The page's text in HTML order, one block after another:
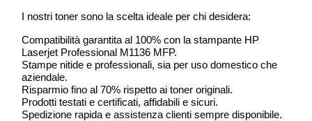
I nostri toner sono la scelta ideale per chi desidera:
Compatibilità garantita al 100% con la stampante HP
Laserjet Professional M1136 MFP.
Stampe nitide e professionali, sia per uso domestico che
aziendale.
Risparmio fino al 70% rispetto ai toner originali.
Prodotti testati e certificati, affidabili e sicuri.
Spedizione rapida e assistenza clienti sempre disponibile.